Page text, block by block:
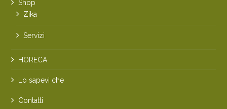
Shop
Zika
Servizi
HORECA
Lo sapevi che
Contatti